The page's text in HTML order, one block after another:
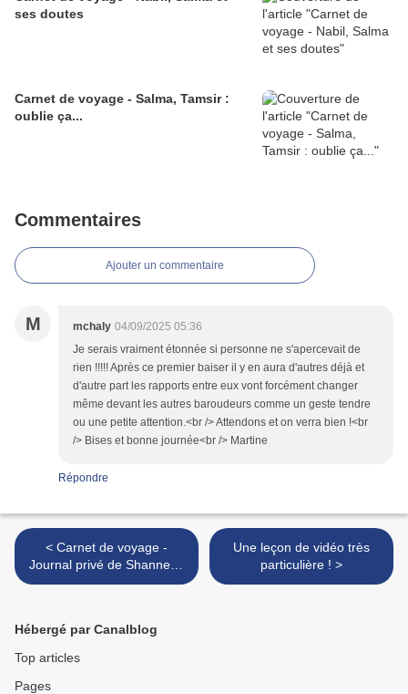
ses doutes
Carnet de voyage - Salma, Tamsir :
oublie ça...
Commentaires
Ajouter un commentaire
M mchaly 04/09/2025 05:36
Je serais vraiment étonnée si personne ne s'apercevait de
rien !!!!! Après ce premier baiser il y en aura d'autres déjà et
d'autre part les rapports entre eux vont forcément changer
même devant les autres baroudeurs comme un geste tendre
ou une petite attention.<br /> Attendons et on verra bien !<br
/> Bises et bonne journée<br /> Martine
Répondre
< Carnet de voyage -
Journal privé de Shannen :
invitation forcée au resto !!
Une leçon de vidéo très
particulière ! >
Hébergé par Canalblog
Top articles
Pages